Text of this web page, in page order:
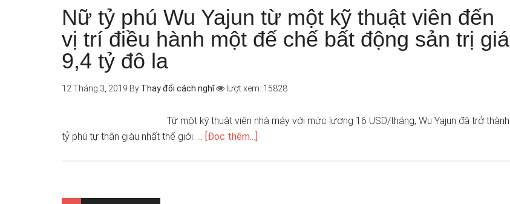
Nữ tỷ phú Wu Yajun từ một kỹ thuật viên đến
vị trí điều hành một đế chế bất động sản trị giá
9,4 tỷ đô la
12 Tháng 3, 2019 By Thay đổi cách nghĩ lượt xem: 15828
Từ một kỹ thuật viên nhà máy với mức lương 16 USD/tháng, Wu Yajun đã trở thành
tỷ phú tự thân giàu nhất thế giới. … [Đọc thêm...]